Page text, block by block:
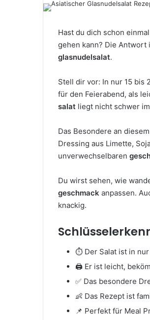
Hast du dich schon
gehen kann? Die Antwort
glasnudelsalat.
Stell dir vor: In nur 15 bis
für den Feierabend, als
salat liegt nicht schwer
Das Besondere an diesem
Dressing aus Limette,
unverwechselbaren
Du wirst sehen, wie
geschmack anpassen.
knackig.
⏱️ Der Salat ist in
🖨️ Er ist leicht,
✅ Das besondere
👶 Das Rezept ist
📌 Perfekt für Meal